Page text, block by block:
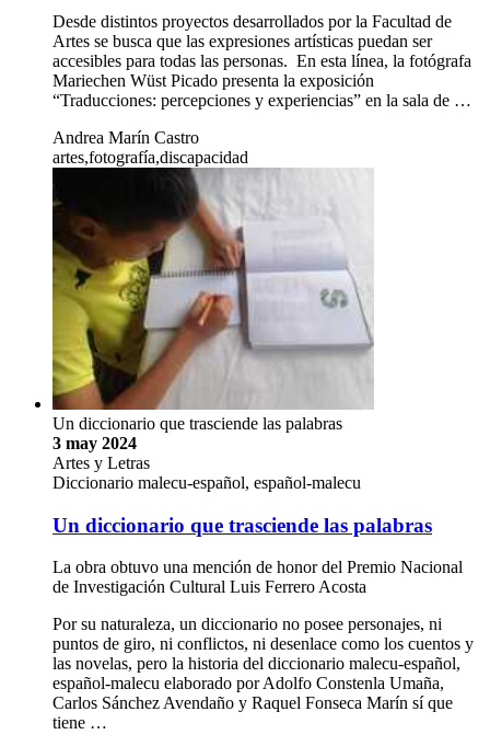
Desde distintos proyectos desarrollados por la Facultad de
Artes se busca que las expresiones artísticas puedan ser
accesibles para todas las personas. En esta línea, la fotógrafa
Mariechen Wüst Picado presenta la exposición
“Traducciones: percepciones y experiencias” en la sala de …
Andrea Marín Castro
artes,fotografía,discapacidad
Un diccionario que trasciende las palabras
3 may 2024
Artes y Letras
Diccionario malecu-español, español-malecu
Un diccionario que trasciende las palabras
La obra obtuvo una mención de honor del Premio Nacional
de Investigación Cultural Luis Ferrero Acosta
Por su naturaleza, un diccionario no posee personajes, ni
puntos de giro, ni conflictos, ni desenlace como los cuentos y
las novelas, pero la historia del diccionario malecu-español,
español-malecu elaborado por Adolfo Constenla Umaña,
Carlos Sánchez Avendaño y Raquel Fonseca Marín sí que
tiene …